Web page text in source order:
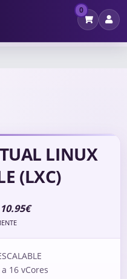
0
LINUX
(LXC)
10.95€
16 vCores